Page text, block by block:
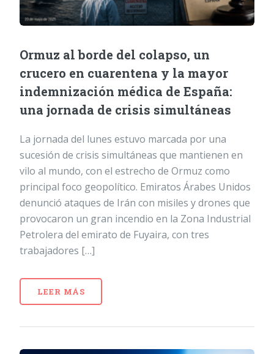
Ormuz al borde del colapso, un
crucero en cuarentena y la mayor
indemnización médica de España:
una jornada de crisis simultáneas
La jornada del lunes estuvo marcada por una
sucesión de crisis simultáneas que mantienen en
vilo al mundo, con el estrecho de Ormuz como
principal foco geopolítico. Emiratos Árabes Unidos
denunció ataques de Irán con misiles y drones que
provocaron un gran incendio en la Zona Industrial
Petrolera del emirato de Fuyaira, con tres
trabajadores […]
LEER MÁS